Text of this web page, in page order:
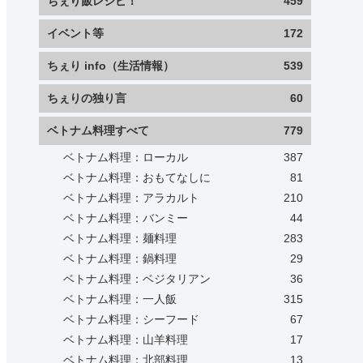
イベント等 172
ちぇり info（生活情報） 539
ちぇりの独り言 60
ベトナム料理すべて 779
ベトナム料理：ローカル
387
ベトナム料理：おもてなしに
81
ベトナム料理：アラカルト
210
ベトナム料理：バンミー
44
ベトナム料理：麺料理
283
ベトナム料理：鍋料理
29
ベトナム料理：ベジタリアン
36
ベトナム料理：一人飯
315
ベトナム料理：シーフード
67
ベトナム料理：山羊料理
17
ベトナム料理：北部料理
13